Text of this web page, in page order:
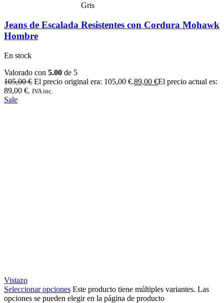
Gris
Jeans de Escalada Resistentes con Cordura Mohawk
Hombre
En stock
Valorado con 5.00 de 5
105,00€ El precio original era: 105,00 €.89,00 €El precio actual es:
89,00 €. IVA inc.
Sale
Vistazo
Seleccionar opciones Este producto tiene múltiples variantes. Las
opciones se pueden elegir en la página de producto